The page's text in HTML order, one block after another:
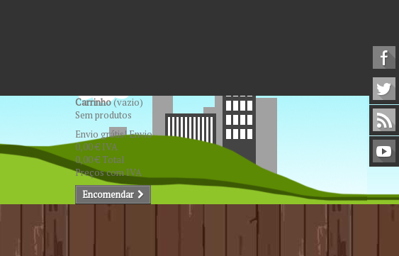
Carrinho(vazio)
Sem produtos
Envio grátis!Envio
0,00 € IVA
0,00 €Total
Preços com IVA
Encomendar